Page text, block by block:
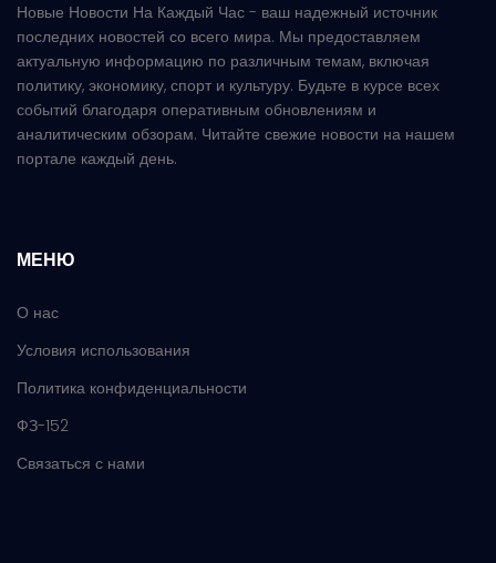
Новые Новости На Каждый Час - ваш надежный источник
последних новостей со всего мира. Мы предоставляем
актуальную информацию по различным темам, включая
политику, экономику, спорт и культуру. Будьте в курсе всех
событий благодаря оперативным обновлениям и
аналитическим обзорам. Читайте свежие новости на нашем
портале каждый день.
МЕНЮ
О нас
Условия использования
Политика конфиденциальности
ФЗ-152
Связаться с нами